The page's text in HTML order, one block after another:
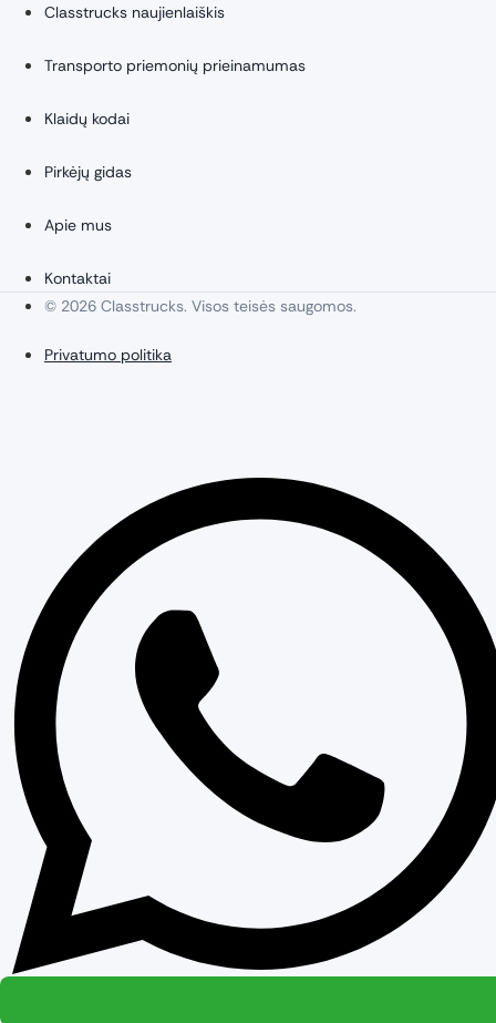
Classtrucks naujienlaiškis
Transporto priemonių prieinamumas
Klaidų kodai
Pirkėjų gidas
Apie mus
Kontaktai
© 2026 Classtrucks. Visos teisės saugomos.
Privatumo politika